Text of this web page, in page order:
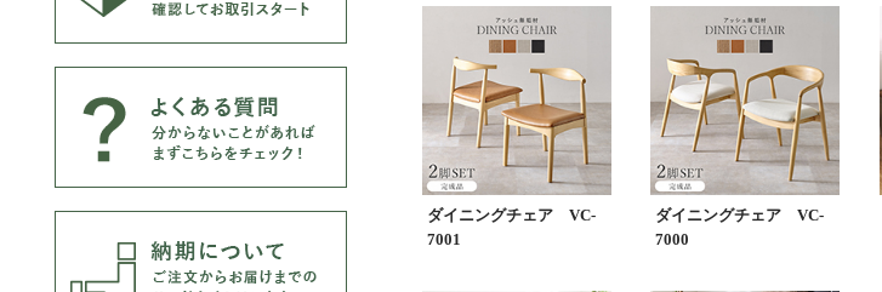
ダイニングチェア VC-
7001
ダイニングチェア VC-
7000